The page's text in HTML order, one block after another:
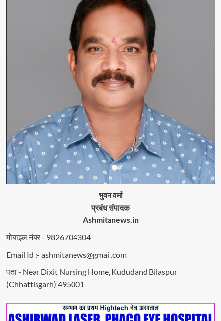
भुवन वर्मा
प्रबंध संपादक
Ashmitanews.in
मोबाइल नंबर - 9826704304
Email Id :- ashmitanews@gmail.com
पता - Near Dixit Nursing Home, Kududand Bilaspur
(Chhattisgarh) 495001